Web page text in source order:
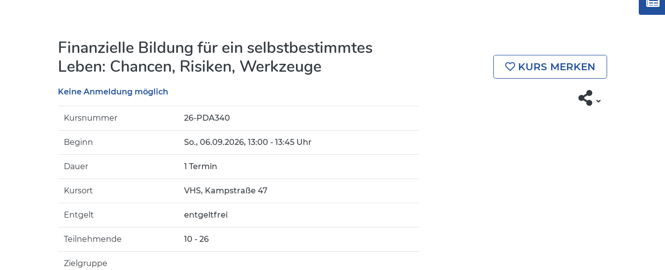
Finanzielle Bildung für ein selbstbestimmtes
Leben: Chancen, Risiken, Werkzeuge
Keine Anmeldung möglich
Kursnummer 26-PDA340
Beginn So., 06.09.2026, 13:00 - 13:45 Uhr
Dauer 1 Termin
Kursort VHS, Kampstraße 47
Entgelt entgeltfrei
Teilnehmende 10 - 26
Zielgruppe
KURS MERKEN